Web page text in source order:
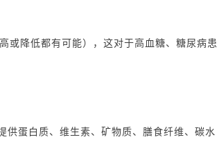
高或降低都有可能），这对于高血糖、糖尿病患
供蛋白质、维生素、矿物质、膳食纤维、碳水